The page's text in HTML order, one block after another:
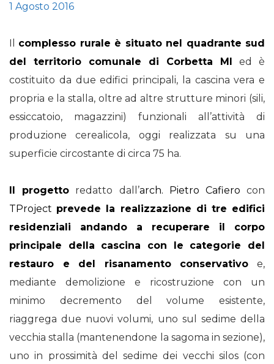
1 Agosto 2016
Il complesso rurale è situato nel quadrante sud
del territorio comunale di Corbetta MI ed è
costituito da due edifici principali, la cascina vera e
propria e la stalla, oltre ad altre strutture minori (sili,
essiccatoio, magazzini) funzionali all’attività di
produzione cerealicola, oggi realizzata su una
superficie circostante di circa 75 ha.
Il progetto redatto dall’arch. Pietro Cafiero con
TProject prevede la realizzazione di tre edifici
residenziali andando a recuperare il corpo
principale della cascina con le categorie del
restauro e del risanamento conservativo e,
mediante demolizione e ricostruzione con un
minimo decremento del volume esistente,
riaggrega due nuovi volumi, uno sul sedime della
vecchia stalla (mantenendone la sagoma in sezione),
uno in prossimità del sedime dei vecchi silos (con